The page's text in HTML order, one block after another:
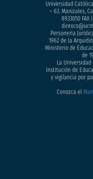
Universidad
– 63. Manizales,
8933050FAX
Personería
1962 de la
Ministerio de
de
La
Institución de
y vigilancia por
Conozca el